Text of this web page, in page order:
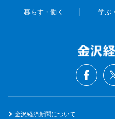
暮らす・働く 学ぶ
金沢経済新聞について